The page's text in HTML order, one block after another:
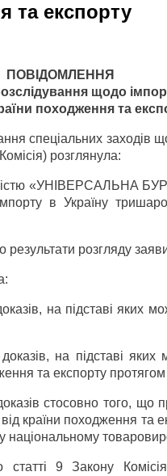
та експорту
ПОВІДОМЛЕННЯ
щодо
походження та
спеціальних заходів
розглянула:
«УНІВЕРСАЛЬНА
в Україну
результати розгляду
на підставі яких
на підставі
та експорту
стосовно того,
країни походження та
національному
статті 9 Закону